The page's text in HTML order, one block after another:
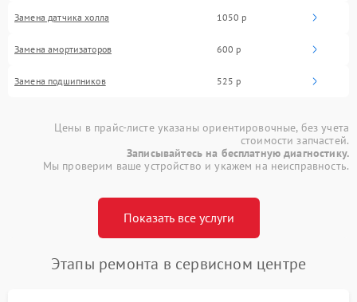
Замена датчика холла 1050 р
Замена амортизаторов 600 р
Замена подшипников 525 р
Цены в прайс-листе указаны ориентировочные, без учета
стоимости запчастей.
Записывайтесь на бесплатную диагностику.
Мы проверим ваше устройство и укажем на неисправность.
Показать все услуги
Этапы ремонта в сервисном центре